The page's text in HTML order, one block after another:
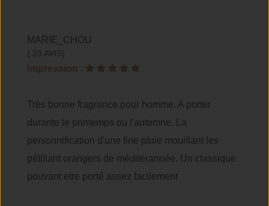
MARIE_CHOU
( 23 AVIS)
Impression :
Très bonne fragrance pour homme. A porter
durante le printemps ou l'automne. La
personnification d'une fine pluie mouillant les
pétillant orangers de méditerannée. Un classique
pouvant etre porté assez facilement